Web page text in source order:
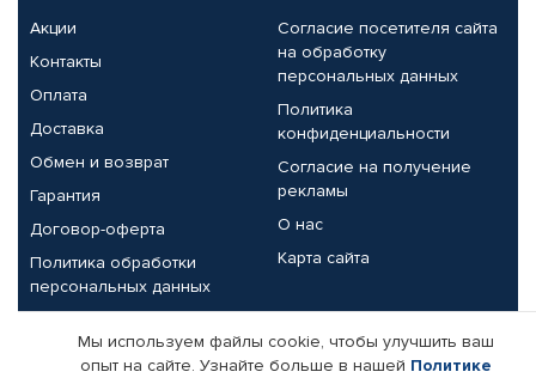
Акции
Контакты
Оплата
Доставка
Обмен и возврат
Гарантия
Договор-оферта
Политика обработки
персональных данных
Согласие посетителя сайта
на обработку
персональных данных
Политика
конфиденциальности
Согласие на получение
рекламы
О нас
Карта сайта
Партнерам
Мы используем файлы cookie, чтобы улучшить ваш
опыт на сайте. Узнайте больше в нашей Политике